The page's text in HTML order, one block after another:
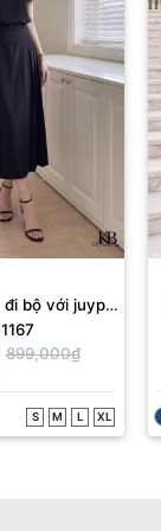
đi bộ với juyp
899,000₫
S M L XL